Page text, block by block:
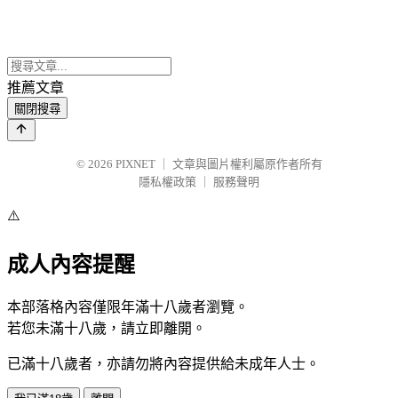
推薦文章
關閉搜尋
© 2026 PIXNET
文章與圖片權利屬原作者所有
隱私權政策
服務聲明
⚠️
成人內容提醒
本部落格內容僅限年滿十八歲者瀏覽。
若您未滿十八歲，請立即離開。
已滿十八歲者，亦請勿將內容提供給未成年人士。